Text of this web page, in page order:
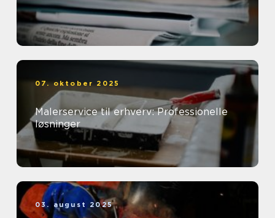
07. oktober 2025
Malerservice til erhverv: Professionelle
løsninger
03. august 2025